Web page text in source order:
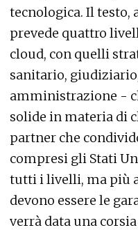
tecnologica. Il testo,
prevede quattro
cloud, con quelli
sanitario,
amministrazione -
solide in materia di
partner che
compresi gli Stati
tutti i livelli, ma più
devono essere le
verrà data una